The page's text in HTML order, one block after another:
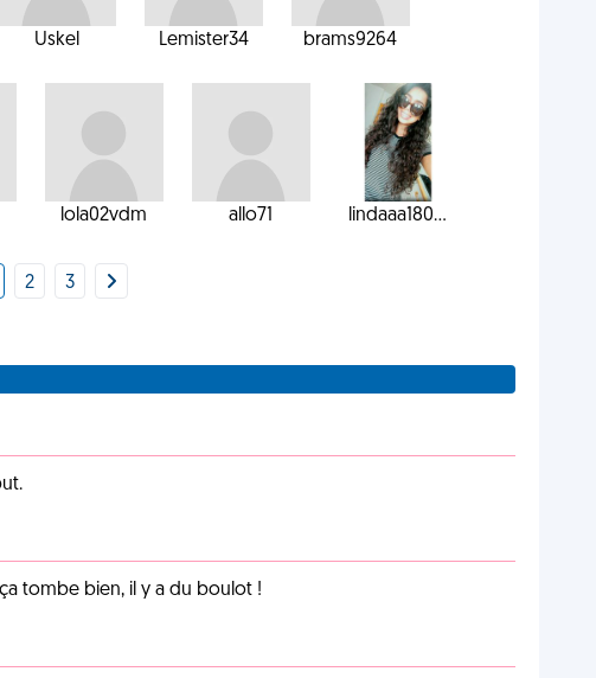
Uskel Lemister34 brams9264
lola02vdm allo71 lindaaa180...
2 3
tombe bien, il y a du boulot !